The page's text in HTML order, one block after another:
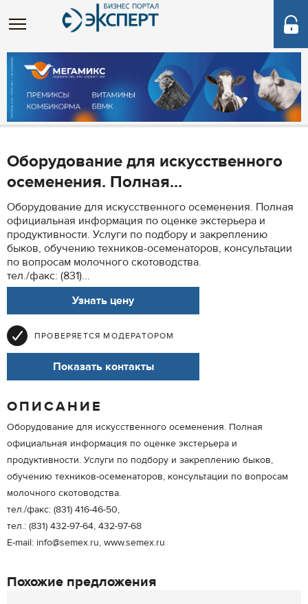
Оборудование для искусственного
осеменения. Полная...
Оборудование для искусственного осеменения. Полная
официальная информация по оценке экстерьера и
продуктивности. Услуги по подбору и закреплению
быков, обучению техников-осеменаторов, консультации
по вопросам молочного скотоводства.
тел./факс: (831)...
Узнать цену
ПРОВЕРЯЕТСЯ МОДЕРАТОРОМ
Показать контакты
ОПИСАНИЕ
Оборудование для искусственного осеменения. Полная
официальная информация по оценке экстерьера и
продуктивности. Услуги по подбору и закреплению быков,
обучению техников-осеменаторов, консультации по вопросам
молочного скотоводства.
тел./факс: (831) 416-46-50,
тел.: (831) 432-97-64, 432-97-68
E-mail: info@semex.ru, www.semex.ru
Похожие предложения